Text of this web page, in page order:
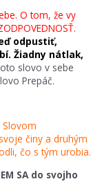
O tom, že vy
odpustiť,
Žiadny nátlak,
slovo v sebe
Prepáč.
činy a druhým
čo s tým urobia.
SA do svojho